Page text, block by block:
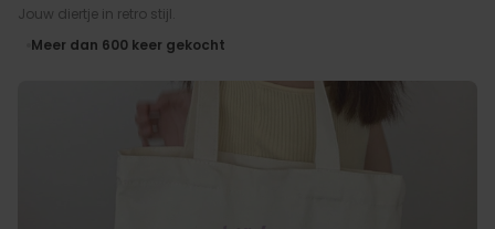
Jouw diertje in retro stijl.
Meer dan 600 keer gekocht